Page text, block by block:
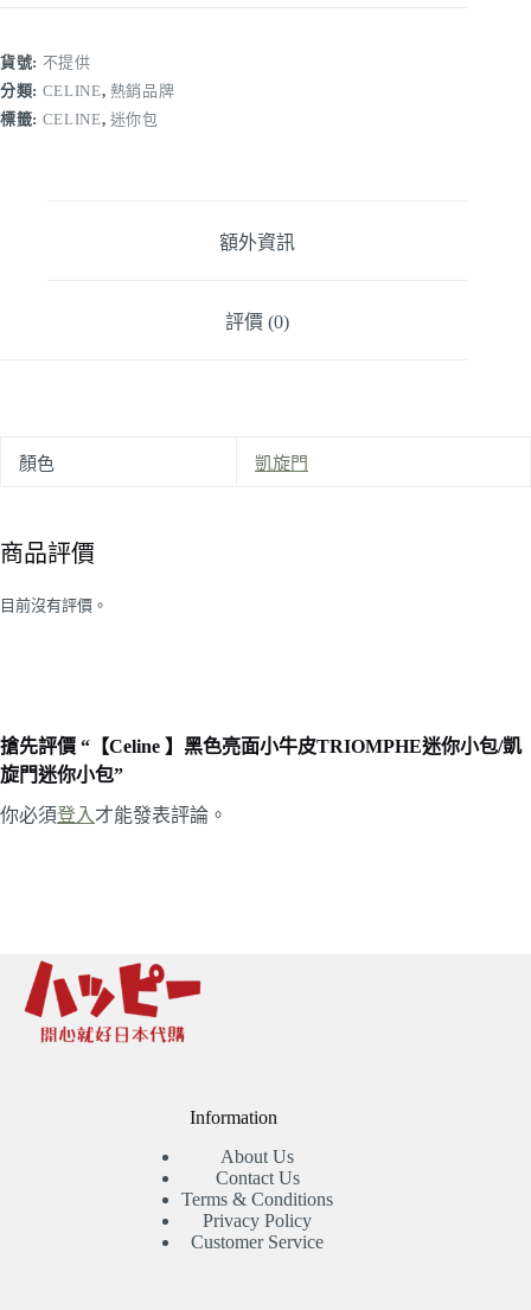
貨號: 不提供
分類: CELINE, 熱銷品牌
標籤: CELINE, 迷你包
額外資訊
評價 (0)
顏色 凱旋門
商品評價
目前沒有評價。
搶先評價 “【Celine 】黑色亮面小牛皮TRIOMPHE迷你小包/凱
旋門迷你小包”
你必須登入才能發表評論。
Information
About Us
Contact Us
Terms & Conditions
Privacy Policy
Customer Service